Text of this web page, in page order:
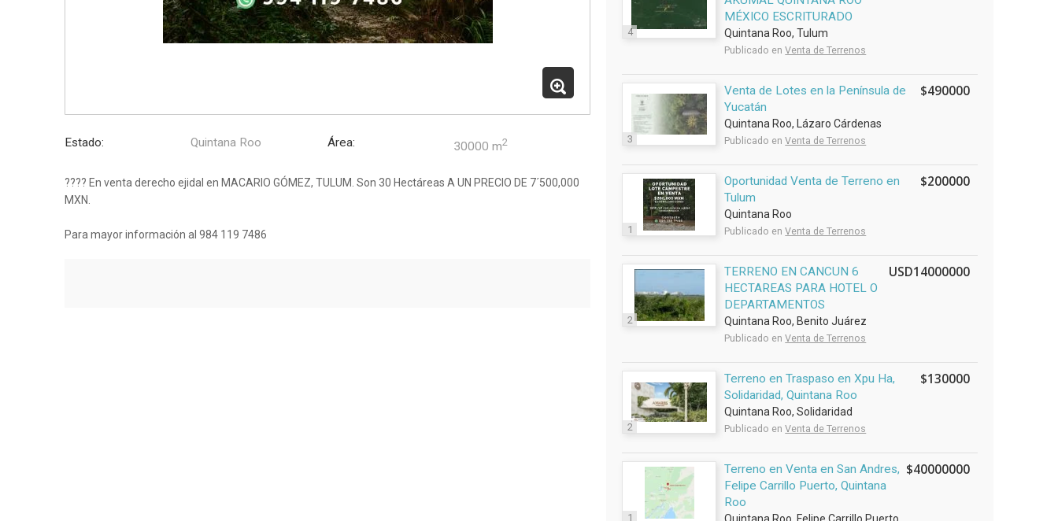
Estado: Quintana Roo Área: 30000 m2
???? En venta derecho ejidal en MACARIO GÓMEZ, TULUM. Son 30 Hectáreas A UN PRECIO DE 7´500,000
MXN.
Para mayor información al 984 119 7486
4
MÉXICO ESCRITURADO
Quintana Roo, Tulum
Publicado enVenta de Terrenos
3
Venta de Lotes en la Península de
Yucatán
Quintana Roo, Lázaro Cárdenas
Publicado enVenta de Terrenos
$490000
1
Oportunidad Venta de Terreno en
Tulum
Quintana Roo
Publicado enVenta de Terrenos
$200000
2
TERRENO EN CANCUN 6
HECTAREAS PARA HOTEL O
DEPARTAMENTOS
Quintana Roo, Benito Juárez
Publicado enVenta de Terrenos
USD14000000
2
Terreno en Traspaso en Xpu Ha,
Solidaridad, Quintana Roo
Quintana Roo, Solidaridad
Publicado enVenta de Terrenos
$130000
1
Terreno en Venta en San Andres,
Felipe Carrillo Puerto, Quintana
Roo
$40000000